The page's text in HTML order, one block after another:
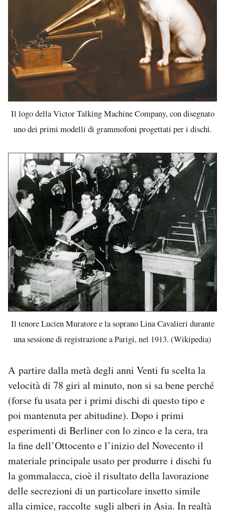
Il logo della Victor Talking Machine Company, con disegnato
uno dei primi modelli di grammofoni progettati per i dischi.
Il tenore Lucien Muratore e la soprano Lina Cavalieri durante
una sessione di registrazione a Parigi, nel 1913. (Wikipedia)
A partire dalla metà degli anni Venti fu scelta la
velocità di 78 giri al minuto, non si sa bene perché
(forse fu usata per i primi dischi di questo tipo e
poi mantenuta per abitudine). Dopo i primi
esperimenti di Berliner con lo zinco e la cera, tra
la fine dell’Ottocento e l’inizio del Novecento il
materiale principale usato per produrre i dischi fu
la gommalacca, cioè il risultato della lavorazione
delle secrezioni di un particolare insetto simile
alla cimice, raccolte sugli alberi in Asia. In realtà